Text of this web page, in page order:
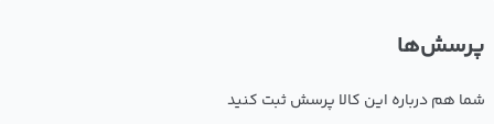
پرسش‌ها
شما هم درباره این کالا پرسش ثبت کنید